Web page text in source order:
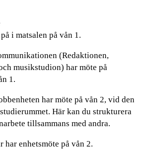
i matsalen på vån 1.
(Redaktionen,
musikstudion) har möte på
1.
har möte på vån 2, vid den
Här kan du strukturera
tillsammans med andra.
har enhetsmöte på vån 2.